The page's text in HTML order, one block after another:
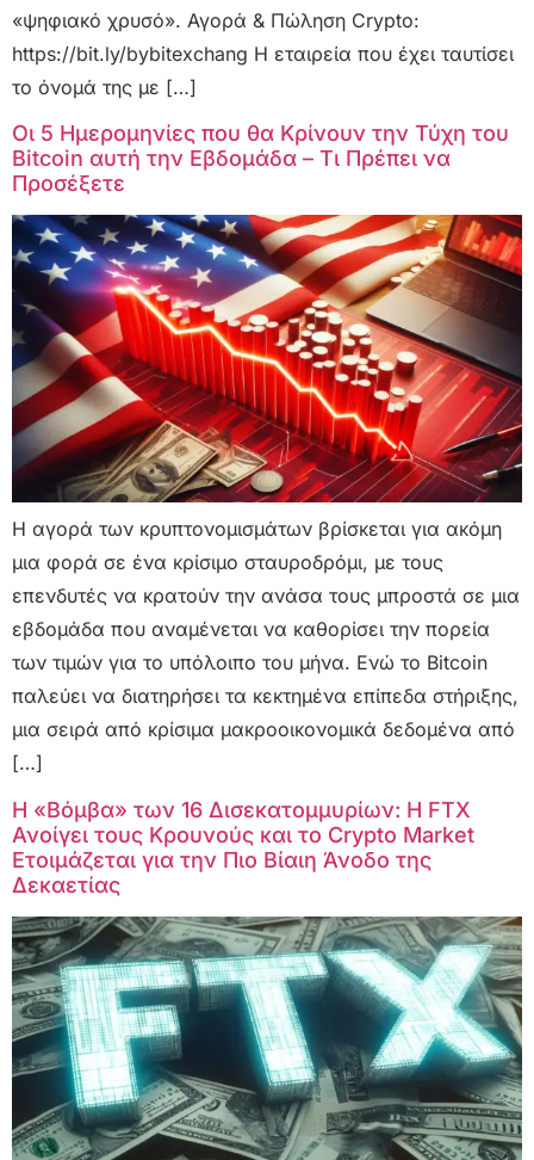
«ψηφιακό χρυσό». Αγορά & Πώληση Crypto:
https://bit.ly/bybitexchang Η εταιρεία που έχει ταυτίσει
το όνομά της με […]
Οι 5 Ημερομηνίες που θα Κρίνουν την Τύχη του
Bitcoin αυτή την Εβδομάδα – Τι Πρέπει να
Προσέξετε
Η αγορά των κρυπτονομισμάτων βρίσκεται για ακόμη
μια φορά σε ένα κρίσιμο σταυροδρόμι, με τους
επενδυτές να κρατούν την ανάσα τους μπροστά σε μια
εβδομάδα που αναμένεται να καθορίσει την πορεία
των τιμών για το υπόλοιπο του μήνα. Ενώ το Bitcoin
παλεύει να διατηρήσει τα κεκτημένα επίπεδα στήριξης,
μια σειρά από κρίσιμα μακροοικονομικά δεδομένα από
[…]
Η «Βόμβα» των 16 Δισεκατομμυρίων: Η FTX
Ανοίγει τους Κρουνούς και το Crypto Market
Ετοιμάζεται για την Πιο Βίαιη Άνοδο της
Δεκαετίας